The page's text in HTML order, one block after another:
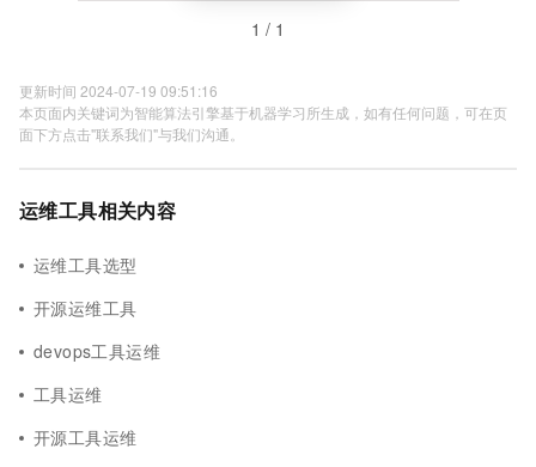
1 / 1
更新时间 2024-07-19 09:51:16
本页面内关键词为智能算法引擎基于机器学习所生成，如有任何问题，可在页
面下方点击"联系我们"与我们沟通。
运维工具相关内容
运维工具选型
开源运维工具
devops工具运维
工具运维
开源工具运维